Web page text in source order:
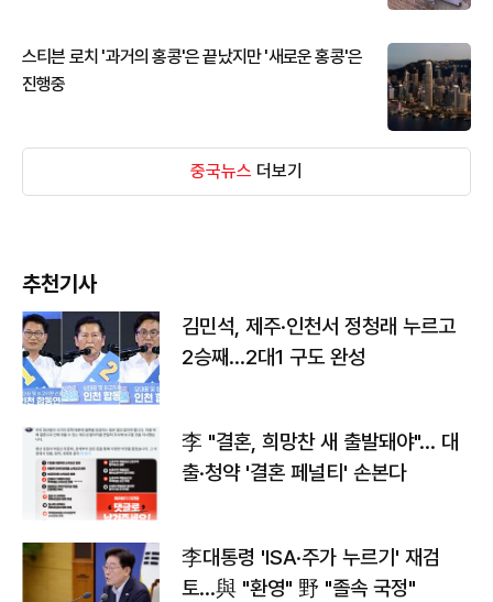
스티븐 로치 '과거의 홍콩'은 끝났지만 '새로운 홍콩'은
진행중
중국뉴스 더보기
추천기사
김민석, 제주·인천서 정청래 누르고
2승째…2대1 구도 완성
李 "결혼, 희망찬 새 출발돼야"… 대
출·청약 '결혼 페널티' 손본다
李대통령 'ISA·주가 누르기' 재검
토…與 "환영" 野 "졸속 국정"